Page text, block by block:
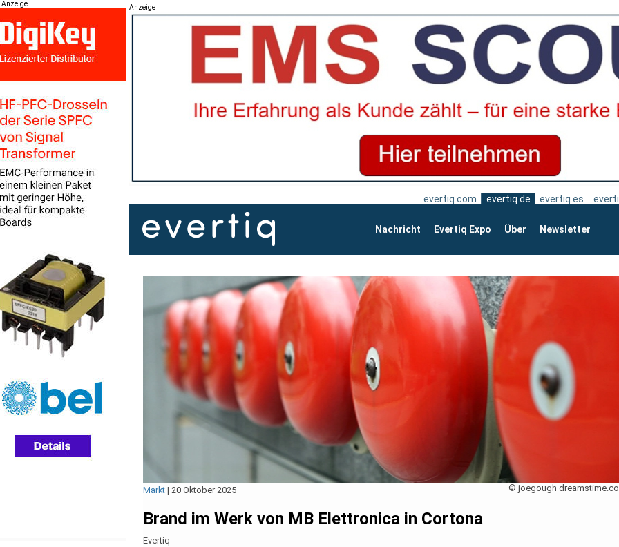
Anzeige Anzeige
evertiq.com evertiq.de evertiq.es
Nachricht Evertiq Expo Über Newsletter
© joegough
Markt | 20 Oktober 2025
Brand im Werk von MB Elettronica in Cortona
Evertiq